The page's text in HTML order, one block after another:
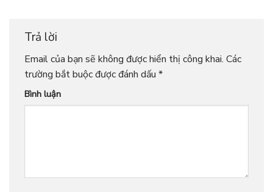
Trả lời
Email của bạn sẽ không được hiển thị công khai. Các
trường bắt buộc được đánh dấu *
Bình luận